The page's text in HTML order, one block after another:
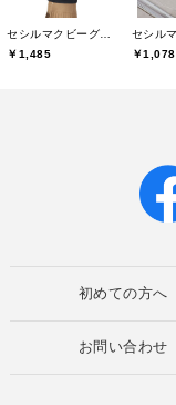
￥1,485
￥1,078
初めての方へ
お問い合わせ